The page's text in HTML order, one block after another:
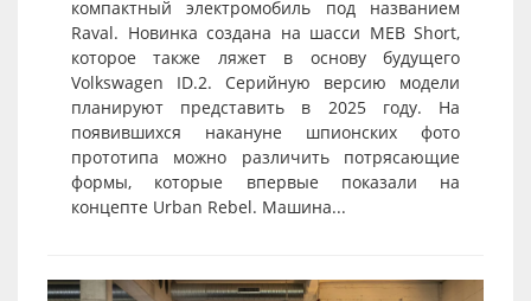
компактный электромобиль под названием
Raval. Новинка создана на шасси MEB Short,
которое также ляжет в основу будущего
Volkswagen ID.2. Серийную версию модели
планируют представить в 2025 году. На
появившихся накануне шпионских фото
прототипа можно различить потрясающие
формы, которые впервые показали на
концепте Urban Rebel. Машина...